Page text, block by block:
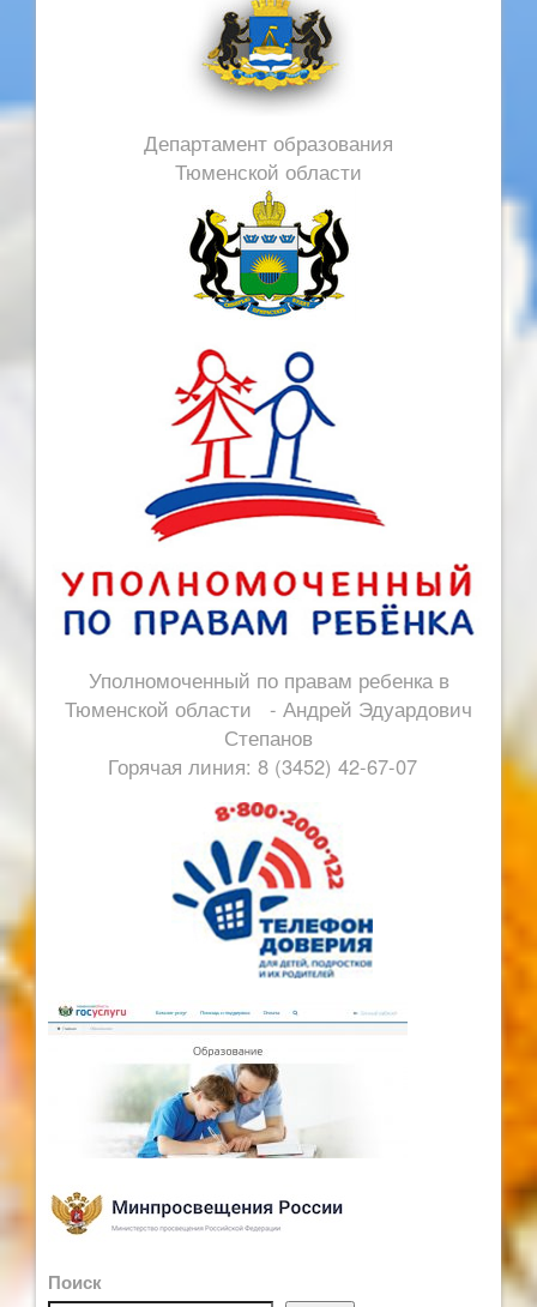
Департамент образования
Тюменской области
Уполномоченный по правам ребенка в
Тюменской области - Андрей Эдуардович
Степанов
Горячая линия: 8 (3452) 42-67-07
Поиск